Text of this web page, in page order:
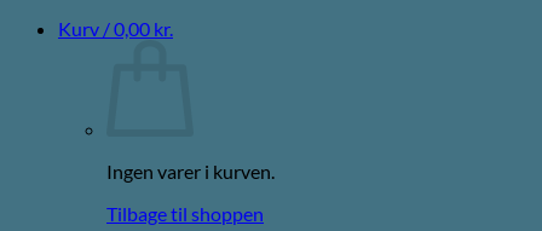
Kurv /0,00 kr.
Ingen varer i kurven.
Tilbage til shoppen